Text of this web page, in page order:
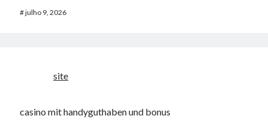
#julho 9, 2026
site
casino mit handyguthaben und bonus